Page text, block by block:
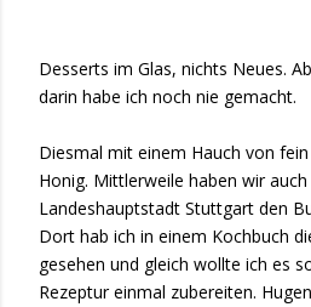
Desserts im Glas, nichts Neues.
darin habe ich noch nie gemacht.
Diesmal mit einem Hauch von
Honig. Mittlerweile haben wir
Landeshauptstadt Stuttgart den
Dort hab ich in einem Kochbuch
gesehen und gleich wollte ich es
Rezeptur einmal zubereiten.